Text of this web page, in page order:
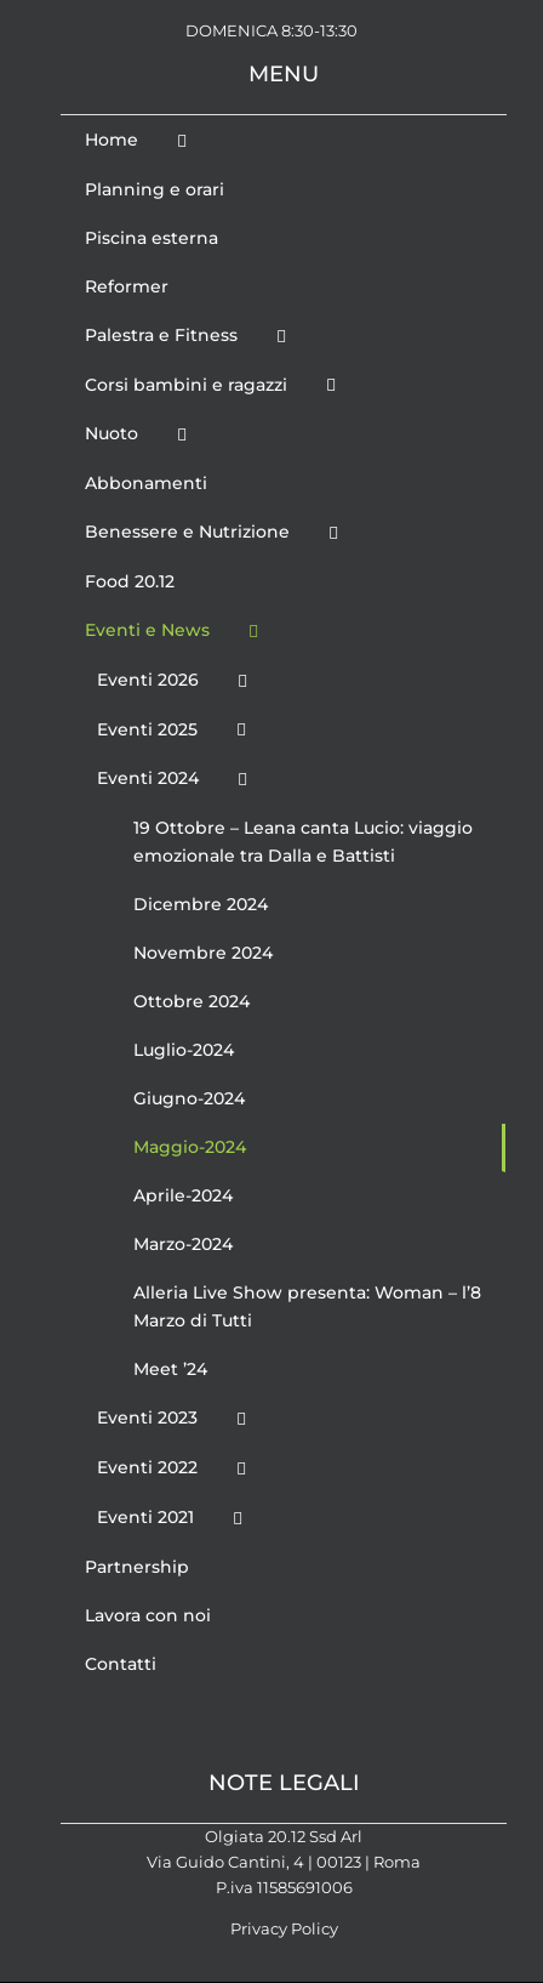
DOMENICA 8:30-13:30
MENU
Home
Planning e orari
Piscina esterna
Reformer
Palestra e Fitness
Corsi bambini e ragazzi
Nuoto
Abbonamenti
Benessere e Nutrizione
Food 20.12
Eventi e News
Eventi 2026
Eventi 2025
Eventi 2024
19 Ottobre – Leana canta Lucio: viaggio
emozionale tra Dalla e Battisti
Dicembre 2024
Novembre 2024
Ottobre 2024
Luglio-2024
Giugno-2024
Maggio-2024
Aprile-2024
Marzo-2024
Alleria Live Show presenta: Woman – l’8
Marzo di Tutti
Meet ’24
Eventi 2023
Eventi 2022
Eventi 2021
Partnership
Lavora con noi
Contatti
NOTE LEGALI
Olgiata 20.12 Ssd Arl
Via Guido Cantini, 4 | 00123 | Roma
P.iva 11585691006
Privacy Policy